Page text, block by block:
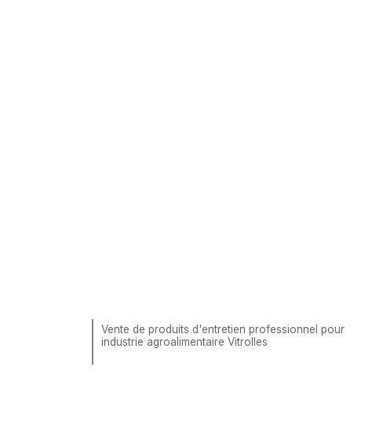
Vente de produits d'entretien professionnel pour
industrie agroalimentaire Vitrolles